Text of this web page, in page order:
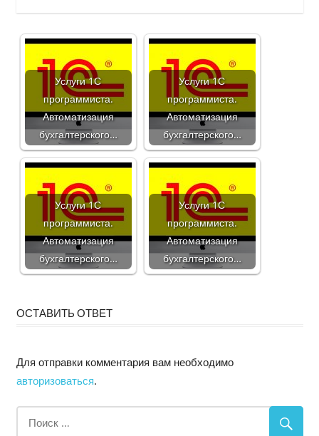
Услуги 1С
программиста.
Автоматизация
бухгалтерского…
Услуги 1С
программиста.
Автоматизация
бухгалтерского…
Услуги 1С
программиста.
Автоматизация
бухгалтерского…
Услуги 1С
программиста.
Автоматизация
бухгалтерского…
ОСТАВИТЬ ОТВЕТ
Для отправки комментария вам необходимо
авторизоваться.